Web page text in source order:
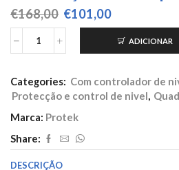
€168,00 O
preço
original
era:
€101,00O
preço
atual
é:
Quantidade
9
Weg
4
6,3A
ADICIONAR
Categories: Com controlador de
Protecção e control de nivel,
Marca: Protek
Share:
DESCRIÇÃO